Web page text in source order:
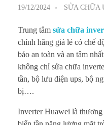
19/12/2024 SỬA CHỮA
Trung tâm sửa chữa
chính hãng giá lẻ có chế
bảo an toàn và an tâm
không chỉ sửa chữa
tần, bộ lưu điện ups, bộ
bị….
Inverter Huawei là